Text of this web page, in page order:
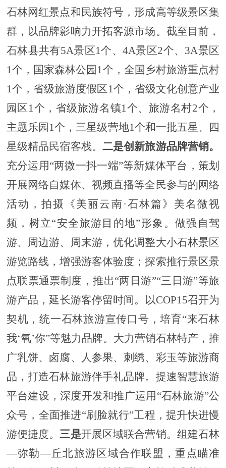
石林网红景点和民族符号， 形成高等级景区集
群 ， 以品牌影响力开拓客源市场。截至目前，
石林县共有5A景区1个、4A景区2个、3A景区
1个，国家森林公园1个，全国乡村旅游重点村
1个，省级旅游度假区1个，省级文化创意产业
园区1个，省级旅游名镇1个、旅游名村2个，
主题乐园1个，三星级营地1个和一批五星、四
星级精品民宿客栈。 二是创新旅游品牌营销。
充分运用“两微一抖一端”等新媒体平台，策划
开展网络自媒体、视频直播等全民参与的网络
活动，拍摄《美丽云南·石林篇》美名微视
频，树立“安全旅游目的地”形象。做强自驾
游、周边游、周末游，优化调整大小石林景区
游览路线，增强游客体验度；探索推行景区景
点联票通票制度，推出“两日游”“三日游”等旅
游产品，延长游客停留时间。以COP15召开为
契机，统一石林旅游宣传口号，培育“来石林
我‘氧’你”等魅力品牌。大力营销石林特产，推
广乳饼、卤腐、人参果、刺绣、彩玉等旅游商
品，打造石林旅游伴手礼品牌。提速智慧旅游
平台建设，深度开发和推广运用“石林旅游”公
众号，全面推进“刷脸就行”工程，提升快进慢
游便捷度。三是开展区域联合营销。 组建石林
—弥勒—丘北旅游区域合作联盟，重点瞄准